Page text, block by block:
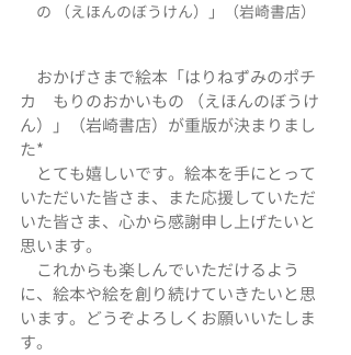
の （えほんのぼうけん）」（岩崎書店）
おかげさまで絵本「はりねずみのポチ
カ　もりのおかいもの （えほんのぼうけ
ん）」（岩崎書店）が重版が決まりまし
た*
とても嬉しいです。絵本を手にとって
いただいた皆さま、また応援していただ
いた皆さま、心から感謝申し上げたいと
思います。
これからも楽しんでいただけるよう
に、絵本や絵を創り続けていきたいと思
います。どうぞよろしくお願いいたしま
す。